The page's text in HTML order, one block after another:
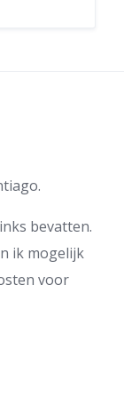
bevatten.
ik mogelijk
voor